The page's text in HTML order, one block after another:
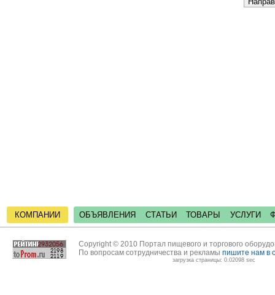
КОМПАНИИ ОБЪЯВЛЕНИЯ СТАТЬИ ТОВАРЫ УСЛУГИ
Copyright © 2010 Портал пищевого и торгового
По вопросам сотрудничества и рекламы пишите нам в
загрузка страницы: 0.02098 sec